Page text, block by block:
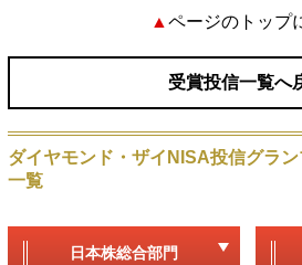
▲ ページのトップ
受賞投信一覧へ
ダイヤモンド・ザイNISA投信グラ
一覧
日本株総合部門